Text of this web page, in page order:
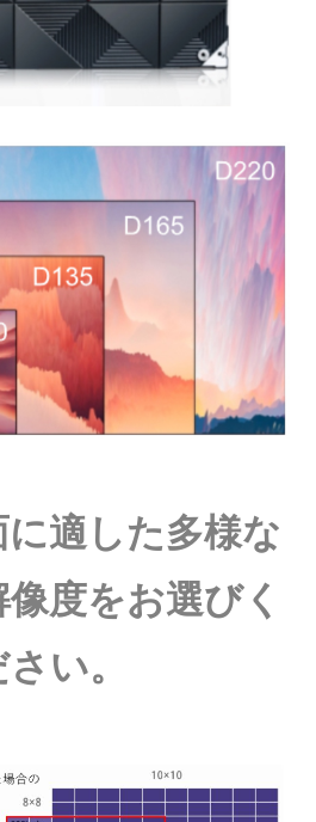
適した多様な
度をお選びく
い。